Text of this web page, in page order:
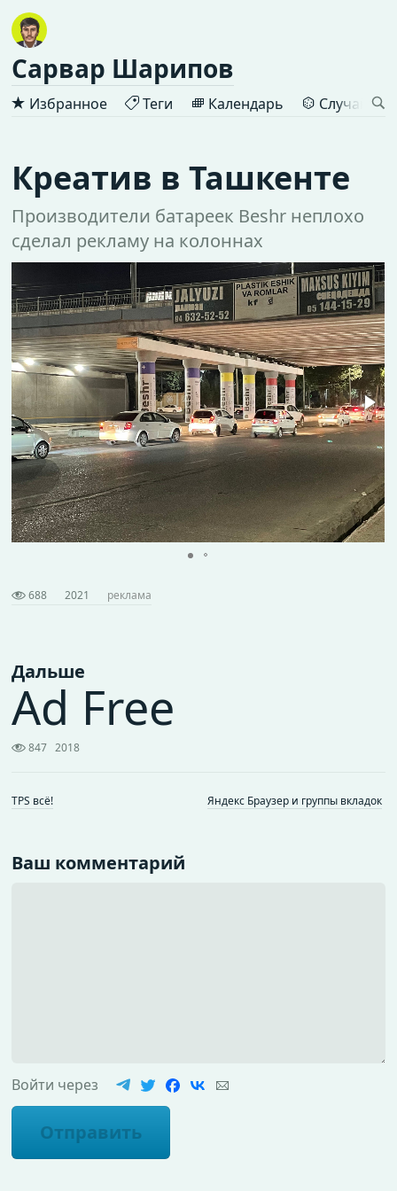
Сарвар Шарипов
Избранное Теги Календарь
Креатив в Ташкенте
Производители батареек Beshr неплохо
сделал рекламу на колоннах
688 2021 реклама
Дальше
Ad Free
847 2018
TPS всё! Яндекс Браузер и группы вкладок
Ваш комментарий
Войти через
Отправить